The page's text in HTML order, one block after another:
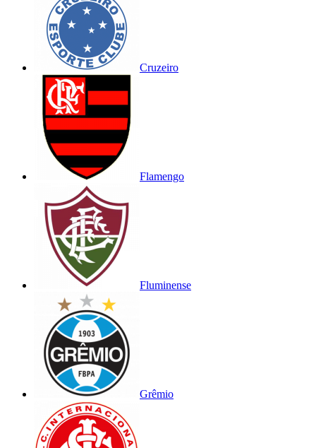
Cruzeiro
Flamengo
Fluminense
Grêmio